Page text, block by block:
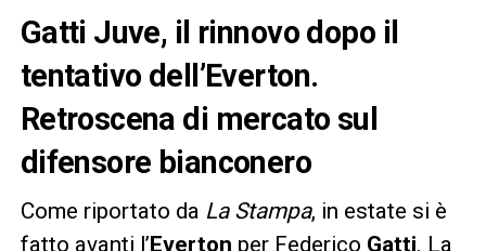
Gatti Juve, il rinnovo dopo il
tentativo dell’Everton.
Retroscena di mercato sul
difensore bianconero
Come riportato da La Stampa, in estate si è
fatto avanti l’Everton per Federico Gatti. La